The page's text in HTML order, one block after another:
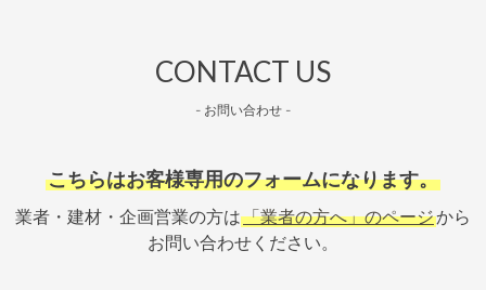
CONTACT US
- お問い合わせ -
こちらはお客様専用のフォームになります。
業者・建材・企画営業の方は「業者の方へ」のページから
お問い合わせください。